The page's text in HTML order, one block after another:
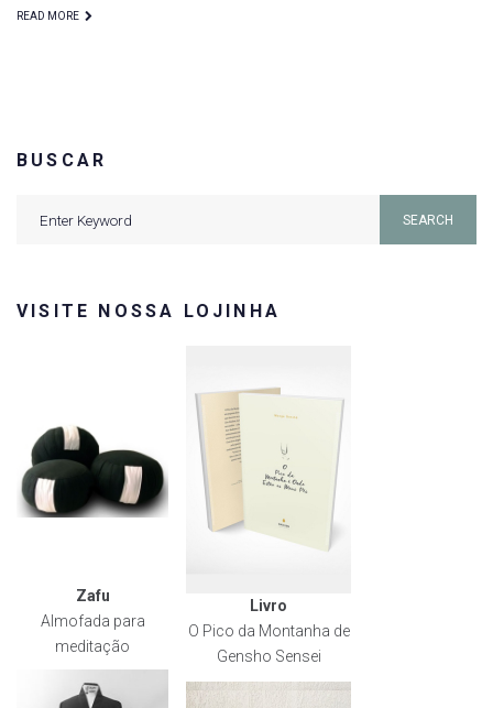
READ MORE
BUSCAR
SEARCH
VISITE NOSSA LOJINHA
Zafu
Almofada para
meditação
Livro
O Pico da Montanha de
Gensho Sensei